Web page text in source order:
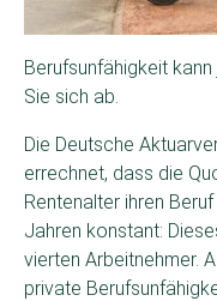
Berufsunfähigkeit
Sie sich ab.
Die Deutsche
errechnet, dass die
Rentenalter ihren
Jahren konstant:
vierten Arbeitnehmer.
private